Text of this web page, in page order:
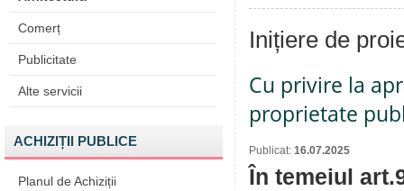
Comerț
Publicitate
Alte servicii
ACHIZIȚII PUBLICE
Planul de Achiziții
Inițiere de
Cu privire la
proprietate
Publicat: 16.07.2025
În temeiul